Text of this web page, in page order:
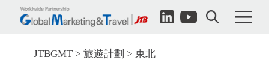
JTBGMT 旅遊計劃 東北